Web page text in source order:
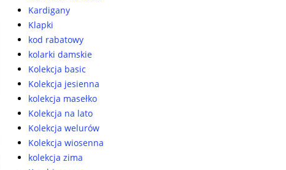
Kardigany
Klapki
kod rabatowy
kolarki damskie
Kolekcja basic
Kolekcja jesienna
kolekcja masełko
Kolekcja na lato
Kolekcja welurów
Kolekcja wiosenna
kolekcja zima